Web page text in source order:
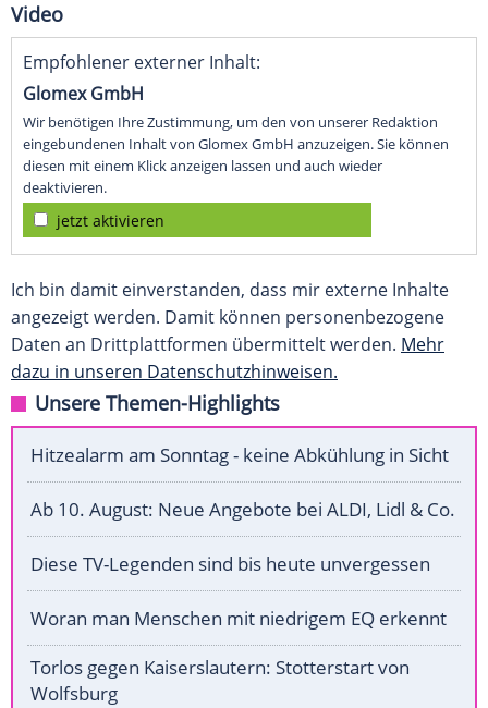
Video
Empfohlener externer Inhalt:
Glomex GmbH
Wir benötigen Ihre Zustimmung, um den von unserer Redaktion
eingebundenen Inhalt von Glomex GmbH anzuzeigen. Sie können
diesen mit einem Klick anzeigen lassen und auch wieder
deaktivieren.
jetzt aktivieren
Ich bin damit einverstanden, dass mir externe Inhalte
angezeigt werden. Damit können personenbezogene
Daten an Drittplattformen übermittelt werden. Mehr
dazu in unseren Datenschutzhinweisen.
Unsere Themen-Highlights
Hitzealarm am Sonntag - keine Abkühlung in Sicht
Ab 10. August: Neue Angebote bei ALDI, Lidl & Co.
Diese TV-Legenden sind bis heute unvergessen
Woran man Menschen mit niedrigem EQ erkennt
Torlos gegen Kaiserslautern: Stotterstart von
Wolfsburg